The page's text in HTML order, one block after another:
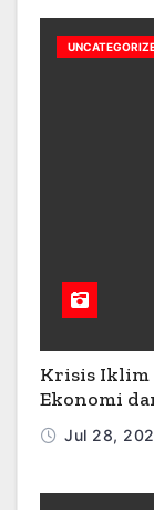
Krisis Iklim
Ekonomi
Jul 28,